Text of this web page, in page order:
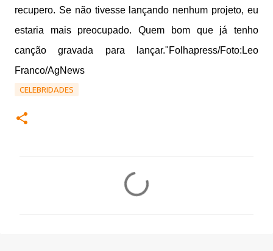
recupero. Se não tivesse lançando nenhum projeto, eu
estaria mais preocupado. Quem bom que já tenho
canção gravada para lançar."Folhapress/Foto: Leo
Franco/AgNews
CELEBRIDADES